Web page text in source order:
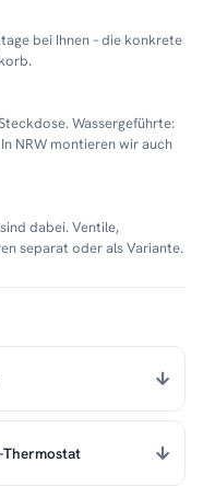
bei Ihnen – die konkrete
Wassergeführte:
NRW montieren wir auch
dabei. Ventile,
separat oder als Variante.